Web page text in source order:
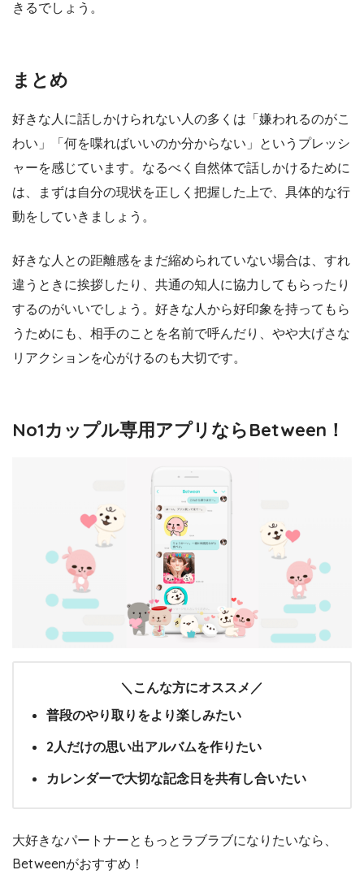
きるでしょう。
まとめ
好きな人に話しかけられない人の多くは「嫌われるのがこ
わい」「何を喋ればいいのか分からない」というプレッシ
ャーを感じています。なるべく自然体で話しかけるために
は、まずは自分の現状を正しく把握した上で、具体的な行
動をしていきましょう。
好きな人との距離感をまだ縮められていない場合は、すれ
違うときに挨拶したり、共通の知人に協力してもらったり
するのがいいでしょう。好きな人から好印象を持ってもら
うためにも、相手のことを名前で呼んだり、やや大げさな
リアクションを心がけるのも大切です。
No1カップル専用アプリならBetween！
＼こんな方にオススメ／
普段のやり取りをより楽しみたい
2人だけの思い出アルバムを作りたい
カレンダーで大切な記念日を共有し合いたい
大好きなパートナーともっとラブラブになりたいなら、
Betweenがおすすめ！